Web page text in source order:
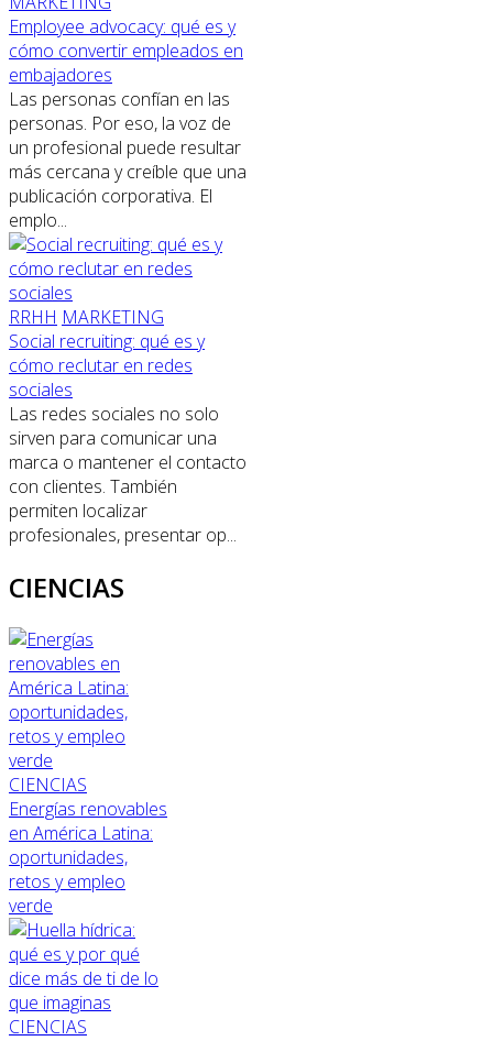
Employee advocacy: qué es y
cómo convertir empleados en
embajadores
Las personas confían en las
personas. Por eso, la voz de
un profesional puede resultar
más cercana y creíble que una
publicación corporativa. El
emplo...
RRHH MARKETING
Social recruiting: qué es y
cómo reclutar en redes
sociales
Las redes sociales no solo
sirven para comunicar una
marca o mantener el contacto
con clientes. También
permiten localizar
profesionales, presentar op...
CIENCIAS
CIENCIAS
Energías renovables
en América Latina:
oportunidades,
retos y empleo
verde
CIENCIAS